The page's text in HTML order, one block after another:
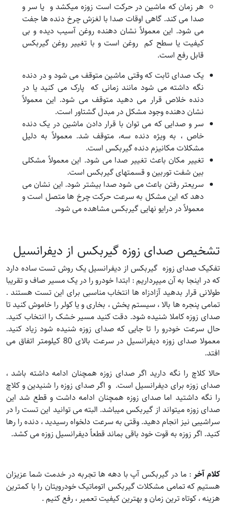
هر زمان که ماشین در حرکت است زوزه میکشد و یا سر و
صدا می کند. گاهی اوقات صدا با لغزش چرخ دنده ها جفت
می شود. این معمولاً نشان دهنده روغن آسیب دیده و بی
کیفیت یا سطح کم روغن است و با تغییر روغن گیربکس
قابل رفع است.
یک صدای ثابت که وقتی ماشین متوقف می شود و در دنده
نگه داشته می شود مانند زمانی که پارک می کنید یا در
دنده خلاص قرار می دهید متوقف می شود. این معمولاً
نشان دهنده وجود مشكل در مبدل گشتاور است.
سر و صدایی که می توان با قرار دادن ماشین در یک دنده
خاص ، به ویژه دنده سه، متوقف شد. معمولاً به دلیل
مشکلات مکانیزم دنده گیربکس است.
تغییر مکان باعث تغییر صدا می شود. این معمولاً مشکلی
بین شفت توربین و قسمتهای گیربکس است.
سریعتر رفتن باعث می شود صدا بیشتر شود. این نشان می
دهد که این مشکل به سرعت حرکت چرخ ها متصل است و
معمولاً در درایو نهایی گیربکس مشاهده می شود.
تشخیص صدای زوزه گیربکس از دیفرانسیل
تفکیک صدای زوزه گیربکس از دیفرانسیل یک روش تست ساده دارد
که در اینجا به آن میپرداریم : ابتدا خودرو را در یک مسیر صاف و تقریبا
طولانی قرار بدهید آزادزاه ها انتخاب مناسبی برای این تست هستند .
تمامی پنجره ها بالا ، سیستم پخش ، بخاری و یا کولر را خاموش کنید تا
صدای زوزه کاملا شنیده شود. دقت کنید مسیر خشک را انتخاب کنید.
حال سرعت خودرو را تا جایی که صدای زوزه شنیده شود زیاد کنید.
معمولا صدای زوزه دیفرانسیل در سرعت بالای 80 کیلومتر اتفاق می
افتد.
حالا کلاچ را نگه دارید اگر صدای زوزه همچنان ادامه داشته باشد ،
صدای زوزه برای دیفرانسیل است. و اگر صدای زوزه را شنیدین و کلاچ
را نگه داشتید اما صدای زوزه همچنان ادامه داشت و قطع شد این
صدای زوزه میتواند از گیربکس میباشد. البته می توانید این تست را در
سراشیبی نیز انجام دهید. وقتی به سرعت دلخواه رسیدید ، دنده را رها
کنید. اگر زوزه به قوت خود باقی بماند قطعاً دیفرانسیل زوزه می کشد.
کلام آخر: ما در گیربکس آپ با دهه ها تجربه در خدمت شما عزیزان
هستیم که تمامی مشکلات گیربکس اتوماتیک خودرویتان را با کمترین
هزینه ، کوتاه ترین زمان و بهترین کیفیت تعمیر ، رفع کنیم .